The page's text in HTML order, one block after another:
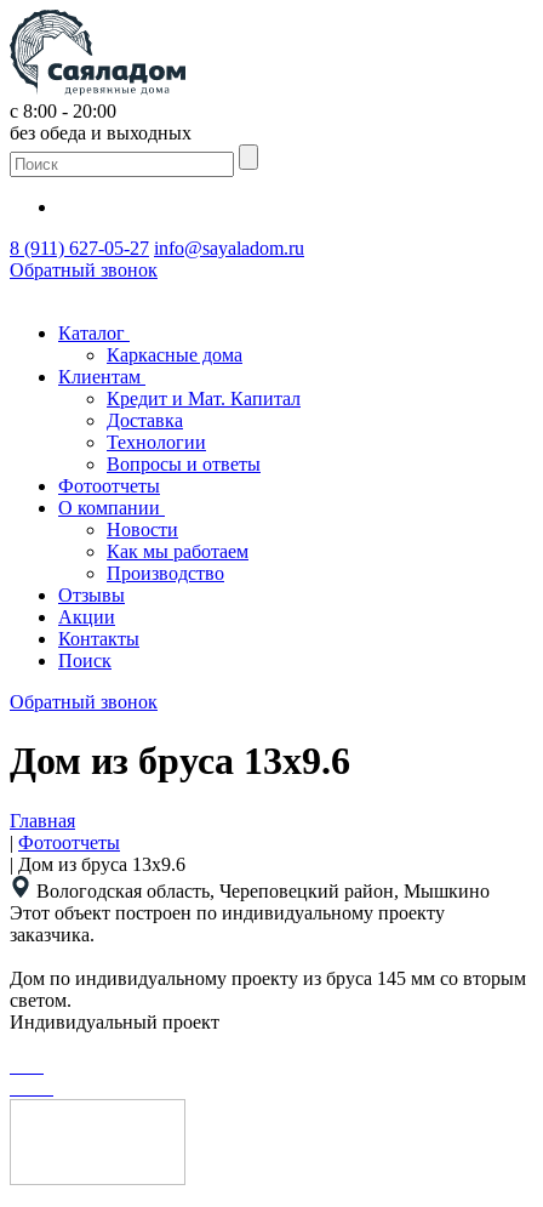
с 8:00 - 20:00
без обеда и выходных
8 (911) 627-05-27 info@sayaladom.ru
Обратный звонок
Каталог
Каркасные дома
Клиентам
Кредит и Мат. Капитал
Доставка
Технологии
Вопросы и ответы
Фотоотчеты
О компании
Новости
Как мы работаем
Производство
Отзывы
Акции
Контакты
Поиск
Обратный звонок
Дом из бруса 13x9.6
Главная
| Фотоотчеты
| Дом из бруса 13x9.6
Вологодская область, Череповецкий район, Мышкино
Этот объект построен по индивидуальному проекту
заказчика.
Дом по индивидуальному проекту из бруса 145 мм со вторым
светом.
Индивидуальный проект